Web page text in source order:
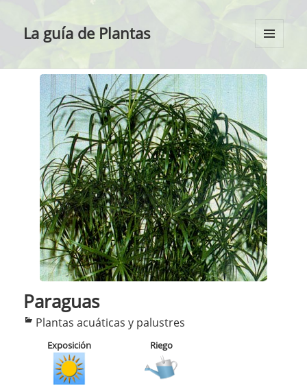
La guía de Plantas
WIDGETS
Paraguas
Categorías
Plantas acuáticas y palustres
Exposición Riego